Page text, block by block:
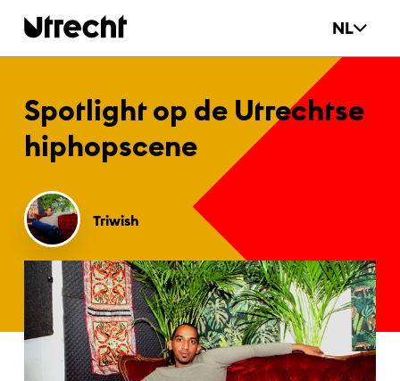
NL
Spot­light op de Ut­recht­se
hip­hops­ce­ne
Triwish